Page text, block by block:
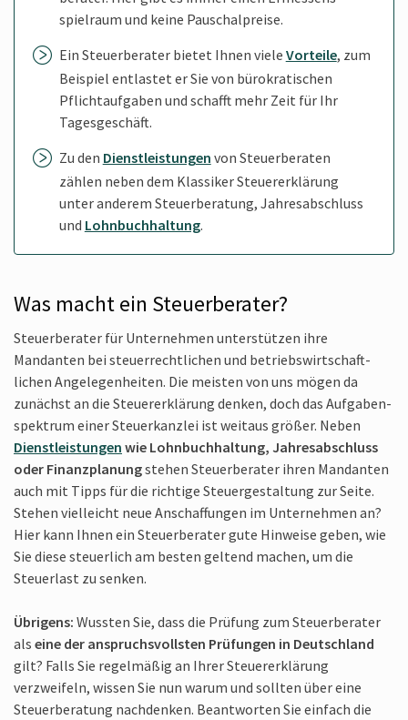
spielraum und keine Pauschal­preise.
Ein Steuer­berater bietet Ihnen viele Vorteile, zum
Beispiel entlastet er Sie von bürokra­tischen
Pflicht­aufgaben und schafft mehr Zeit für Ihr
Tages­geschäft.
Zu den Dienstleistungen von Steuer­beraten
zählen neben dem Klassiker Steuer­erklärung
unter anderem Steuer­beratung, Jahres­abschluss
und Lohnbuch­haltung.
Was macht ein Steuerberater?
Steuerberater für Unter­nehmen unter­stützen ihre
Mandanten bei steuer­recht­lichen und betriebs­wirtschaft­
lichen Angelegen­heiten. Die meisten von uns mögen da
zunächst an die Steuer­erklärung denken, doch das Aufgaben­
spektrum einer Steuer­kanzlei ist weitaus größer. Neben
Dienst­leistungen wie Lohnbuch­haltung, Jahres­abschluss
oder Finanz­planungstehen Steuer­berater ihren Mandanten
auch mit Tipps für die richtige Steuer­gestaltung zur Seite.
Stehen vielleicht neue Anschaf­fungen im Unternehmen an?
Hier kann Ihnen ein Steuer­berater gute Hinweise geben, wie
Sie diese steuerlich am besten geltend machen, um die
Steuer­last zu senken.
Übrigens: Wussten Sie, dass die Prüfung zum Steuer­berater
als eine der anspruchs­vollsten Prüfungen in Deutsch­land
gilt? Falls Sie regel­mäßig an Ihrer Steuer­erklärung
verzweifeln, wissen Sie nun warum und sollten über eine
Steuer­beratung nachdenken. Beantworten Sie einfach die